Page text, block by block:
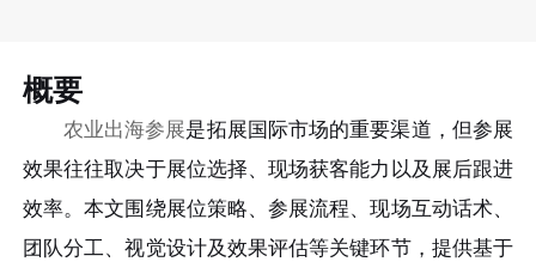
概要
农业出海参展是拓展国际市场的重要渠道，但参展
效果往往取决于展位选择、现场获客能力以及展后跟进
效率。本文围绕展位策略、参展流程、现场互动话术、
团队分工、视觉设计及效果评估等关键环节，提供基于